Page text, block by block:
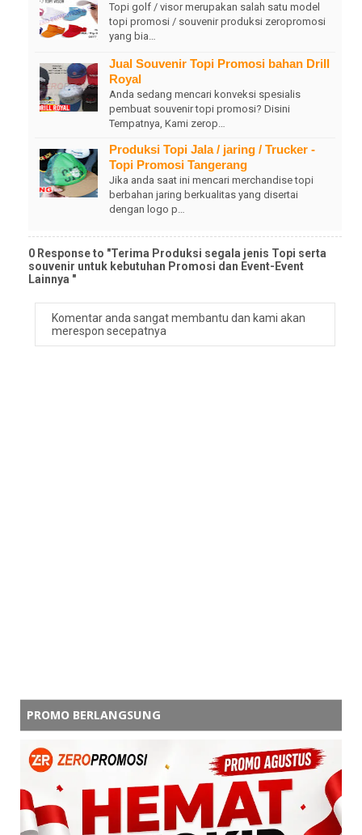
Topi golf / visor merupakan salah satu model
topi promosi / souvenir produksi zeropromosi
yang bia…
Jual Souvenir Topi Promosi bahan Drill
Royal
Anda sedang mencari konveksi spesialis
pembuat souvenir topi promosi? Disini
Tempatnya, Kami zerop…
Produksi Topi Jala / jaring / Trucker -
Topi Promosi Tangerang
Jika anda saat ini mencari merchandise topi
berbahan jaring berkualitas yang disertai
dengan logo p…
0 Response to "Terima Produksi segala jenis Topi serta
souvenir untuk kebutuhan Promosi dan Event-Event
Lainnya "
Komentar anda sangat membantu dan kami akan
merespon secepatnya
PROMO BERLANGSUNG